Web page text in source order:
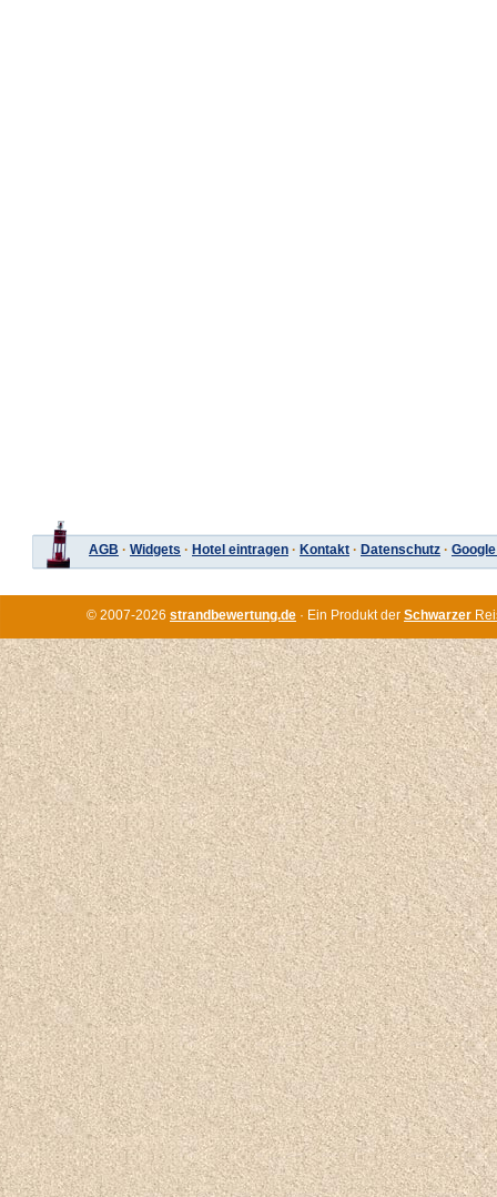
AGB · Widgets · Hotel eintragen · Kontakt · Datenschutz ·
© 2007-2026 strandbewertung.de · Ein Produkt der Schwarzer